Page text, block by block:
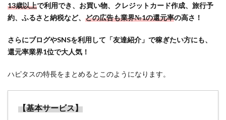
13歳以上で利用でき、お買い物、クレジットカード作成、旅行予
約、ふるさと納税など、 どの広告も業界№1の還元率の高さ！
さらにブログやSNSを利用して「友達紹介」で稼ぎたい方にも、
還元率業界1位で大人気！
ハピタスの特長をまとめるとこのようになります。
【基本サービス】